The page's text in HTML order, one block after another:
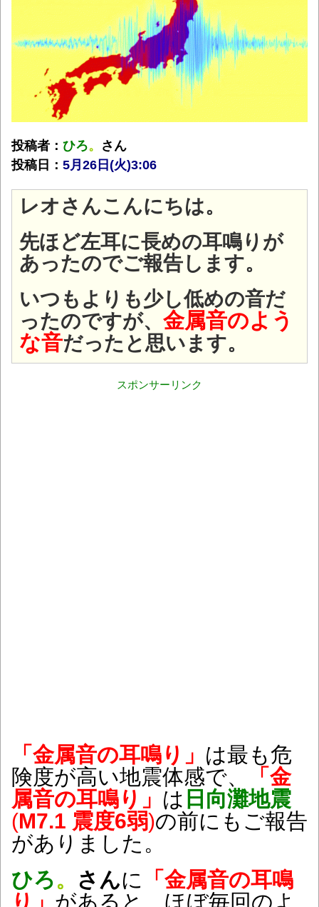
投稿者： ひろ。 さん
投稿日： 5月26日(火)3:06
レオさんこんにちは。
先ほど左耳に長めの耳鳴りが
あったのでご報告します。
いつもよりも少し低めの音だ
ったのですが、 金属音のよう
な音だったと思います。
スポンサーリンク
「金属音の耳鳴り」 は最も危
険度が高い地震体感で、
「金
属音の耳鳴り」 は 日向灘地震
(M7.1 震度6弱)の前にもご報告
がありました。
ひろ。 さんに
「金属音の耳鳴
り」 があると、ほぼ毎回のよ